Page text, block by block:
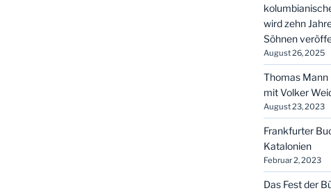
wird zehn
Söhnen
August 26, 2025
Thomas Mann
mit Volker
August 23, 2023
Frankfurter
Katalonien
Februar 2, 2023
Das Fest der